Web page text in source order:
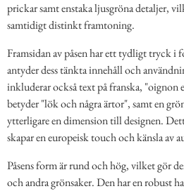
prickar samt enstaka ljusgröna detaljer,
samtidigt distinkt framtoning.
Framsidan av påsen har ett tydligt tryck i
antyder dess tänkta innehåll och
inkluderar också text på franska, "oignon
betyder "lök och några ärtor", samt en
ytterligare en dimension till designen.
skapar en europeisk touch och känsla av
Påsens form är rund och hög, vilket gör
och andra grönsaker. Den har en robust